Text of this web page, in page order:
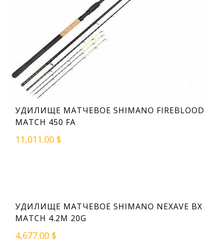
УДИЛИЩЕ МАТЧЕВОЕ SHIMANO FIREBLOOD
MATCH 450 FA
11,011.00 $
УДИЛИЩЕ МАТЧЕВОЕ SHIMANO NEXAVE BX
MATCH 4.2M 20G
4,677.00 $